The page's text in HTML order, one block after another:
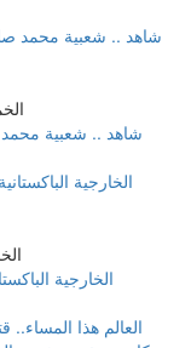
الخميس 06
شاهد .. شعبية محمد
الخميس
الخارجية